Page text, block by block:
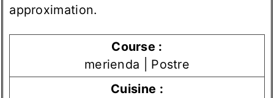
approximation.
Course :
merienda | Postre
Cuisine :